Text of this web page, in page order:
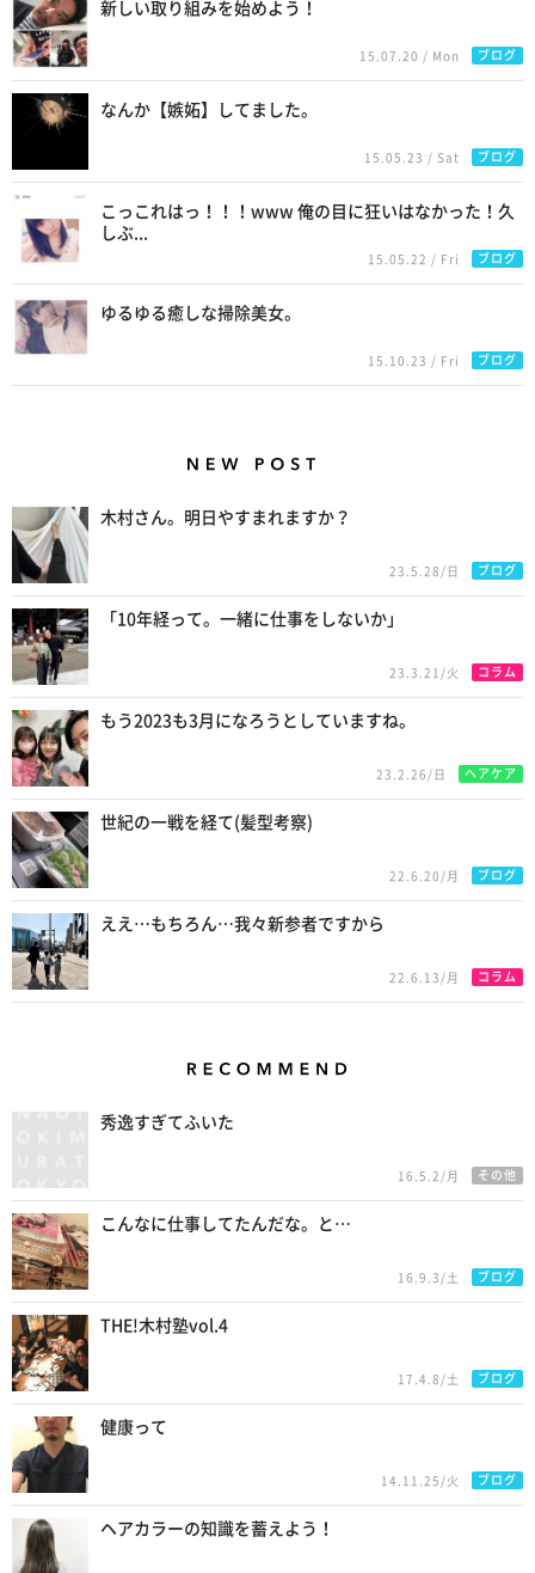
新しい取り組みを始めよう！
15.07.20 / Mon ブログ
なんか【嫉妬】してました。
15.05.23 / Sat ブログ
こっこれはっ！！！www 俺の目に狂いはなかった！久
しぶ...
15.05.22 / Fri ブログ
ゆるゆる癒しな掃除美女。
15.10.23 / Fri ブログ
木村さん。明日やすまれますか？
23.5.28/日 ブログ
「10年経って。一緒に仕事をしないか」
23.3.21/火 コラム
もう2023も3月になろうとしていますね。
23.2.26/日 ヘアケア
世紀の一戦を経て(髪型考察)
22.6.20/月 ブログ
ええ…もちろん…我々新参者ですから
22.6.13/月 コラム
秀逸すぎてふいた
16.5.2/月 その他
こんなに仕事してたんだな。と…
16.9.3/土 ブログ
THE!木村塾vol.4
17.4.8/土 ブログ
健康って
14.11.25/火 ブログ
ヘアカラーの知識を蓄えよう！